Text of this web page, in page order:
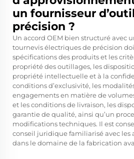
un fournisseur
précision ?
Un accord OEM bien structuré avec
tournevis électriques de précision
spécifications des produits et les
propriété des outillages, les
propriété intellectuelle et à la
conditions d’exclusivité, les
engagements en matière de
et les conditions de livraison, les
garantie de qualité, ainsi qu’un
modifications techniques. Il est
conseil juridique familiarisé avec les
dans le domaine de la fabrication